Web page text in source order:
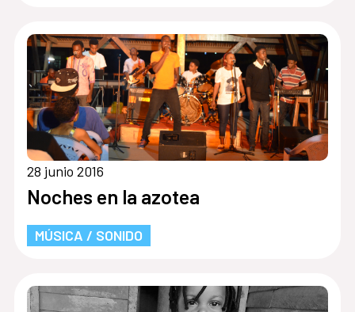
28 junio 2016
Noches en la azotea
MÚSICA / SONIDO